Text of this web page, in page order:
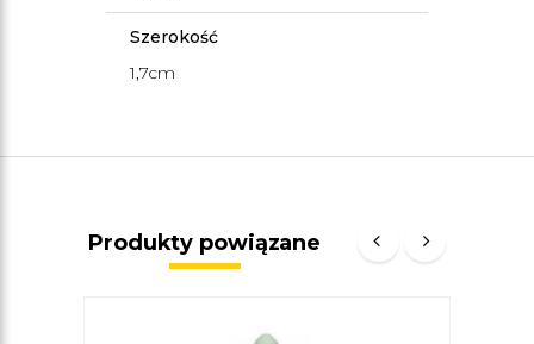
Szerokość
1,7cm
Produkty powiązane